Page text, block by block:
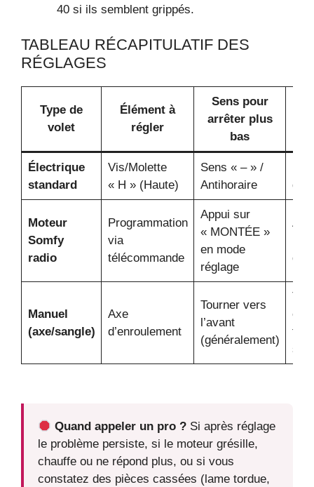
40 si ils semblent grippés.
TABLEAU RÉCAPITULATIF DES
RÉGLAGES
Type de
volet
Élément à
régler
Sens pour
arrêter plus
bas
Électrique
standard
Vis/Molette
« H » (Haute)
Sens « – » /
Antihoraire
de
Moteur
Somfy
radio
Programmation
via
télécommande
Appui sur
« MONTÉE »
en mode
réglage
Manuel
(axe/sangle)
Axe
d’enroulement
Tourner vers
l’avant
(généralement)
et
Quand appeler un pro ? Si après réglage
le problème persiste, si le moteur grésille,
chauffe ou ne répond plus, ou si vous
constatez des pièces cassées (lame tordue,